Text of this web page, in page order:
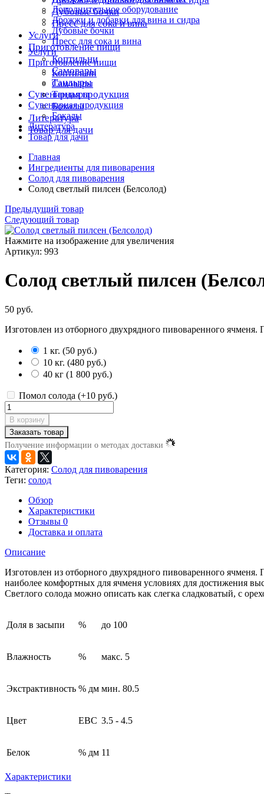
Дубовые бочки
Пресс для сока и вина
Услуги
Приготовление пищи
Коптильни
Самовары
Тандыры
Сувенирная продукция
Бокалы
Литература
Товар для дачи
Дополнительное оборудование
Дрожжи и добавки для вина и сидра
Дубовые бочки
Пресс для сока и вина
Услуги
Приготовление пищи
Коптильни
Самовары
Тандыры
Сувенирная продукция
Бокалы
Литература
Товар для дачи
Главная
Ингредиенты для пивоварения
Солод для пивоварения
Солод светлый пилсен (Белсолод)
Предыдущий товар
Следующий товар
Нажмите на изображение для увеличения
Артикул: 993
Солод светлый пилсен
50 руб.
Изготовлен из отборного двухрядного пивоваренного
1 кг. (50 руб.)
10 кг. (480 руб.)
40 кг (1 800 руб.)
Помол солода (+10 руб.)
В корзину
Заказать товар
Получение информации о методах доставки
Категория: Солод для пивоварения
Теги: солод
Обзор
Характеристики
Отзывы 0
Доставка и оплата
Описание
Изготовлен из отборного двухрядного пивоваренного
наиболее комфортных для ячменя условиях для достижения
Светлого солода можно описать как слегка сладковатый, с
Доля в засыпи % до 100
Влажность % макс. 5
Экстрактивность % дм мин. 80.5
Цвет EBC 3.5 - 4.5
Белок % дм 11
Характеристики